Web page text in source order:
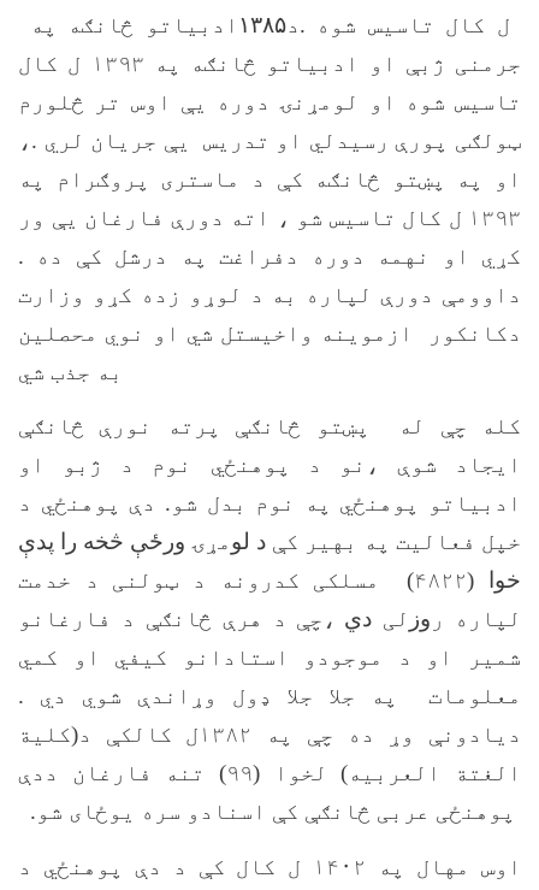
ادبياتو څانګه په ۱۳۸۵ل کال تاسيس شوه .د
جرمنی ژبې او ادبياتو څانګه په ۱۳۹۳ ل کال
تاسيس شوه او لومړنۍ دوره يې اوس تر څلورم
ټولګی پورې رسيدلي او تدريس یې جريان لري .،
او په پښتو څانګه کې د ماستری پروګرام په
۱۳۹۳ ل کال تاسيس شو ، اته دورې فارغان يې ور
کړي او نهمه دوره دفراغت په درشل کې ده .
داوومې دورې لپاره به د لوړو زده کړو وزارت
دکانکور ازموينه واخيستل شي او نوي محصلين
به جذب شي
کله چې له پښتو څانګې پرته نورې څانګې
ايجاد شوې ،نو د پوهنځي نوم د ژبو او
ادبياتو پوهنځي په نوم بدل شو. دې پوهنځي د
خپل فعاليت په بهير کې د لومړ ۍ ورځې څخه را پدې
خوا
(۴۸۲۲) مسلکی کدرونه د ټولنی د خدمت
لپاره ر وز لی دي ،چې د هرې څانګې د فارغانو
شمير او د موجودو استادانو کيفي او کمي
معلومات په جلا جلا ډول وړاندې شوي دي .
ديادونې وړ ده چې په ۱۳۸۲ل کالکې د(کلية
الغتة العربيه) لخوا (۹۹) تنه فارغان ددې
پوهنځی عربی څانګې کې اسنادو سره يوځای شو.
اوس مهال په ۱۴۰۲ ل کال کې د دې پوهنځي د